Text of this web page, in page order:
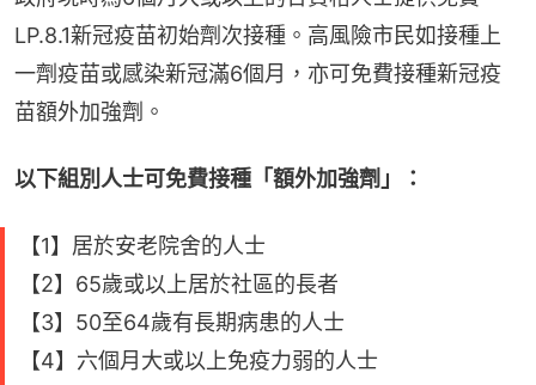
LP.8.1新冠疫苗初始劑次接種。高風險市民如接種上
一劑疫苗或感染新冠滿6個月，亦可免費接種新冠疫
苗額外加強劑。
以下組別人士可免費接種「額外加強劑」：
【1】居於安老院舍的人士
【2】65歲或以上居於社區的長者
【3】50至64歲有長期病患的人士
【4】六個月大或以上免疫力弱的人士